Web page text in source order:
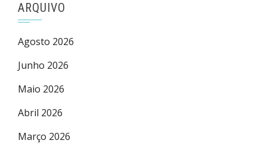
ARQUIVO
Agosto 2026
Junho 2026
Maio 2026
Abril 2026
Março 2026